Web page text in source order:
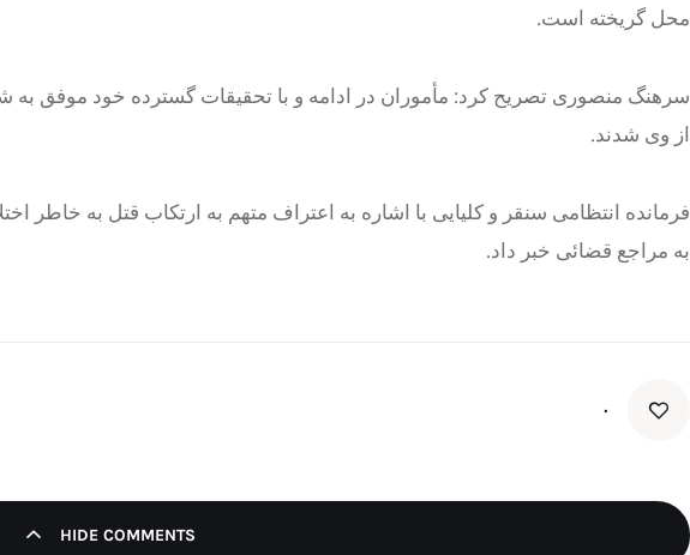
محل گریخته است.
سرهنگ منصوری تصریح کرد: مأموران در ادامه و با تحقیقات گسترده خود موفق
از وی شدند.
فرمانده انتظامی سنقر و کلیایی با اشاره به اعتراف متهم به ارتکاب قتل به خاطر
به مراجع قضائی خبر داد.
۰
HIDE COMMENTS